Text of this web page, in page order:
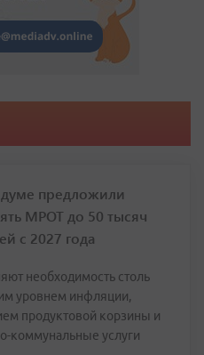
предложили
МРОТ до 50 тысяч
с 2027 года
необходимость столь
уровнем инфляции,
продуктовой корзины и
коммунальные услуги